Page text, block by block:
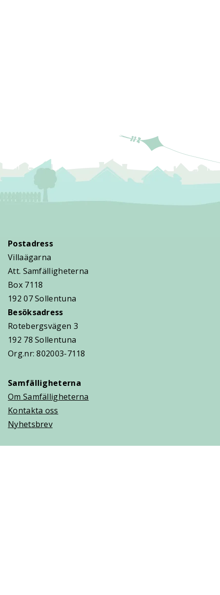
Postadress
Villaägarna
Att. Samfälligheterna
Box 7118
192 07 Sollentuna
Besöksadress
Rotebergsvägen 3
192 78 Sollentuna
Org.nr: 802003-7118
Samfälligheterna
Om Samfälligheterna
Kontakta oss
Nyhetsbrev